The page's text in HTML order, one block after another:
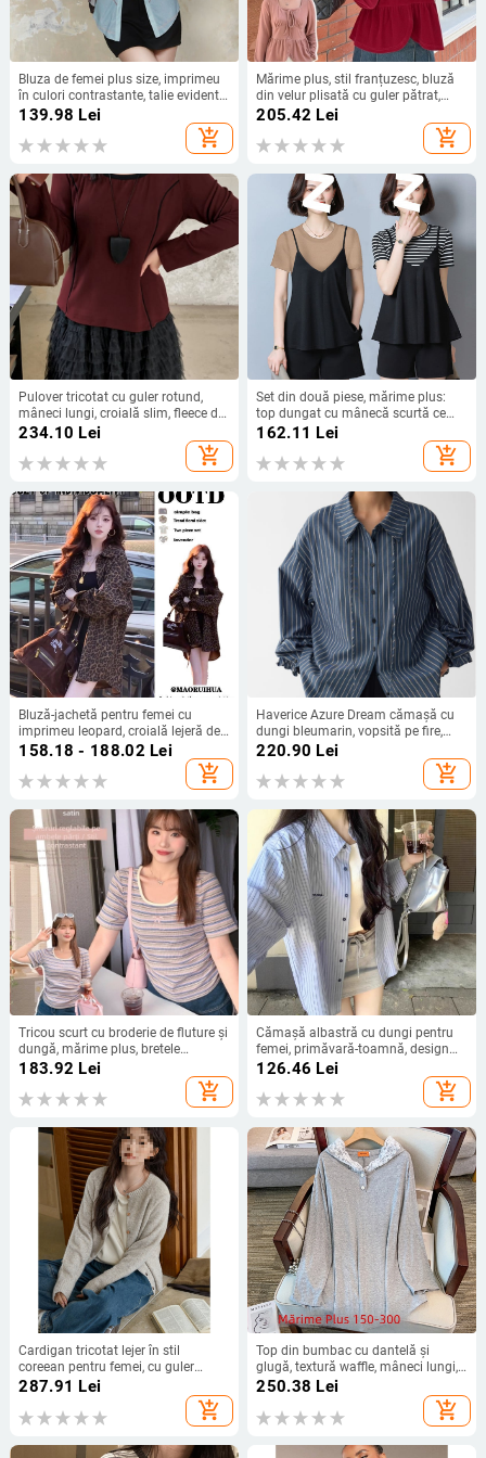
Bluza de femei plus size, imprimeu
în culori contrastante, talie evidentă,
top din plasă elastică, versatil
139.98 Lei
add_shopping_cart
Mărime plus, stil franțuzesc, bluză
din velur plisată cu guler pătrat,
mâneci lungi, pentru toamnă-iarnă
205.42 Lei
add_shopping_cart
Pulover tricotat cu guler rotund,
mâneci lungi, croială slim, fleece din
viscoză și poliester
234.10 Lei
add_shopping_cart
Set din două piese, mărime plus:
top dungat cu mânecă scurtă ce
acoperă burta și șorturi lejere –
162.11 Lei
add_shopping_cart
Bluză-jachetă pentru femei cu
imprimeu leopard, croială lejeră de
toamnă, stil urban vintage
158.18 - 188.02 Lei
add_shopping_cart
Haverice Azure Dream cămașă cu
dungi bleumarin, vopsită pe fire,
guler dublu și șnur frontal
220.90 Lei
add_shopping_cart
Tricou scurt cu broderie de fluture și
dungă, mărime plus, bretele
decorative, inspirație designer
183.92 Lei
add_shopping_cart
Cămașă albastră cu dungi pentru
femei, primăvară-toamnă, design
nou cu broderie, croială lejeră,
126.46 Lei
add_shopping_cart
Cardigan tricotat lejer în stil
coreean pentru femei, cu guler
rotund, închidere cu fermoar,
287.91 Lei
add_shopping_cart
Top din bumbac cu dantelă și
glugă, textură waffle, mâneci lungi,
decolteu în formă de U, lungime
250.38 Lei
add_shopping_cart